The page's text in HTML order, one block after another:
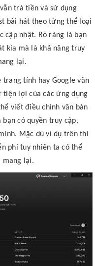
trả tiền và sử dụng
bài hát theo từng thể loại
cập nhật. Rõ ràng là bạn
kia mà là khả năng truy
lại.
trang tính hay Google văn
tiện lợi của các ứng dụng
viết điều chỉnh văn bản
có quyền truy cập,
Mặc dù ví dụ trên thì
phí tuy nhiên ta có thể
mang lại.